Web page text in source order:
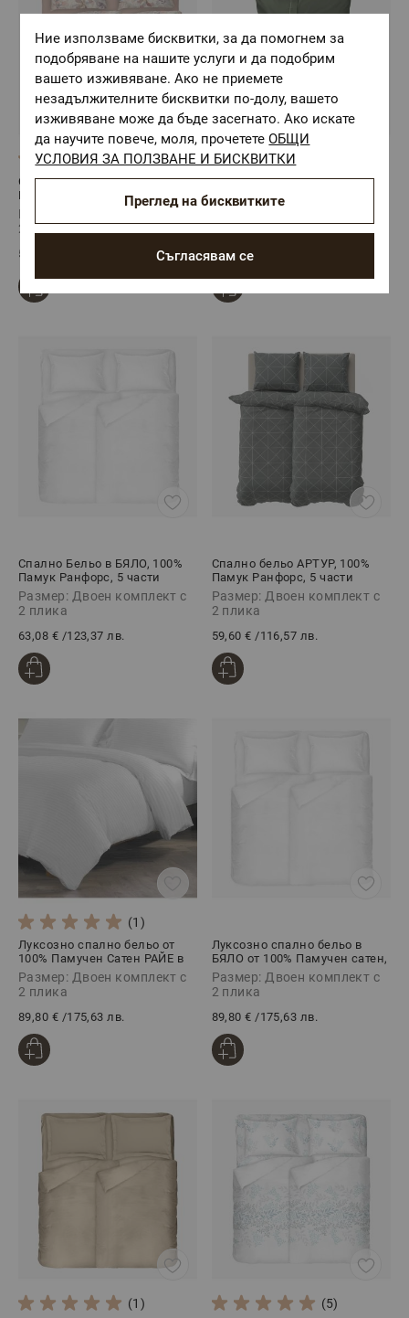
(14)
Спално Бельо на цветя
ПЕРСИЯ, 100% Памук
Ранфорс, 5 части
Размер: Двоен комплект с
2 плика
59,60 €
Спално бельо от 100%
Памучен сатен МОРЕЛИЯ
ХЪНТЪР, 5 части
2 плика
100,10 €
Спално Бельо в БЯЛО, 100%
Памук Ранфорс, 5 части
Размер: Двоен комплект с
2 плика
63,08 € /123,37 лв.
Спално бельо АРТУР, 100%
Памук Ранфорс, 5 части
Размер: Двоен комплект с
2 плика
59,60 € /116,57 лв.
(1)
Луксозно спално бельо от
100% Памучен Сатен РАЙЕ в
Бяло, 5 части
Размер: Двоен комплект с
2 плика
89,80 € /175,63 лв.
Луксозно спално бельо в
БЯЛО от 100% Памучен сатен,
5 части
Размер: Двоен комплект с
2 плика
89,80 € /175,63 лв.
(1) (5)
Ние използваме бисквитки, за да помогнем за
подобряване на нашите услуги и да подобрим
вашето изживяване. Ако не приемете
незадължителните бисквитки по-долу, вашето
изживяване може да бъде засегнато. Ако искате
да научите повече, моля, прочететеОБЩИ
УСЛОВИЯ ЗА ПОЛЗВАНЕ И БИСКВИТКИ
Съгласявам се
Преглед на бисквитките